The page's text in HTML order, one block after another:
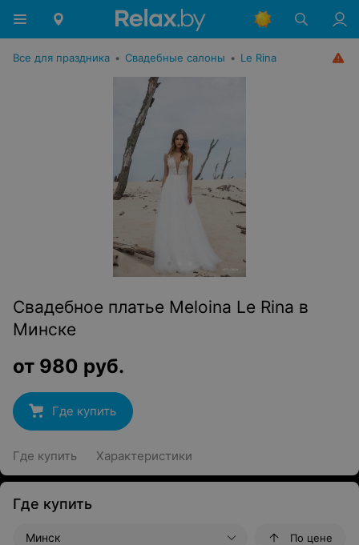
Все для праздника • Свадебные салоны • Le Rina
Свадебное платье Meloina Le Rina в
Минске
от 980 руб.
Где купить
Где купить Характеристики
Где купить
Минск По цене